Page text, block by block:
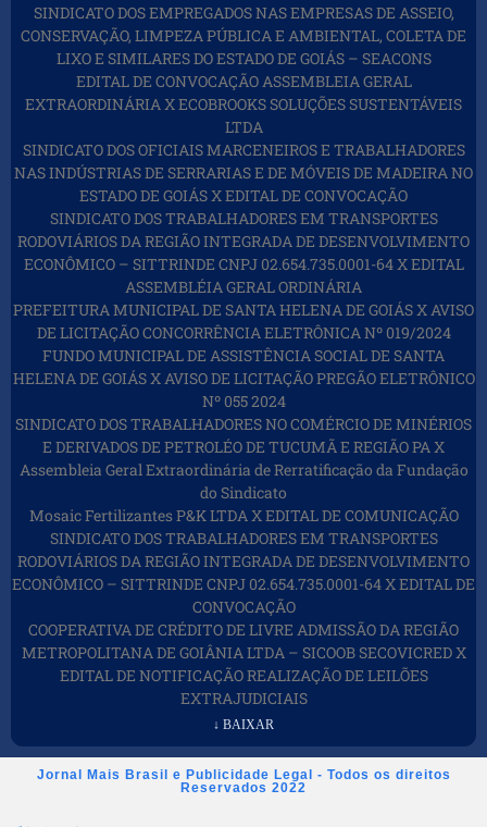
SINDICATO DOS EMPREGADOS NAS EMPRESAS DE ASSEIO,
CONSERVAÇÃO, LIMPEZA PÚBLICA E AMBIENTAL, COLETA DE
LIXO E SIMILARES DO ESTADO DE GOIÁS – SEACONS
EDITAL DE CONVOCAÇÃO ASSEMBLEIA GERAL
EXTRAORDINÁRIA X ECOBROOKS SOLUÇÕES SUSTENTÁVEIS
LTDA
SINDICATO DOS OFICIAIS MARCENEIROS E TRABALHADORES
NAS INDÚSTRIAS DE SERRARIAS E DE MÓVEIS DE MADEIRA NO
ESTADO DE GOIÁS X EDITAL DE CONVOCAÇÃO
SINDICATO DOS TRABALHADORES EM TRANSPORTES
RODOVIÁRIOS DA REGIÃO INTEGRADA DE DESENVOLVIMENTO
ECONÔMICO – SITTRINDE CNPJ 02.654.735.0001-64 X EDITAL
ASSEMBLÉIA GERAL ORDINÁRIA
PREFEITURA MUNICIPAL DE SANTA HELENA DE GOIÁS X AVISO
DE LICITAÇÃO CONCORRÊNCIA ELETRÔNICA Nº 019/2024
FUNDO MUNICIPAL DE ASSISTÊNCIA SOCIAL DE SANTA
HELENA DE GOIÁS X AVISO DE LICITAÇÃO PREGÃO ELETRÔNICO
Nº 055 2024
SINDICATO DOS TRABALHADORES NO COMÉRCIO DE MINÉRIOS
E DERIVADOS DE PETROLÉO DE TUCUMÃ E REGIÃO PA X
Assembleia Geral Extraordinária de Rerratificação da Fundação
do Sindicato
Mosaic Fertilizantes P&K LTDA X EDITAL DE COMUNICAÇÃO
SINDICATO DOS TRABALHADORES EM TRANSPORTES
RODOVIÁRIOS DA REGIÃO INTEGRADA DE DESENVOLVIMENTO
ECONÔMICO – SITTRINDE CNPJ 02.654.735.0001-64 X EDITAL DE
CONVOCAÇÃO
COOPERATIVA DE CRÉDITO DE LIVRE ADMISSÃO DA REGIÃO
METROPOLITANA DE GOIÂNIA LTDA – SICOOB SECOVICRED X
EDITAL DE NOTIFICAÇÃO REALIZAÇÃO DE LEILÕES
EXTRAJUDICIAIS
↓ BAIXAR
Jornal Mais Brasil e Publicidade Legal - Todos os direitos
Reservados 2022